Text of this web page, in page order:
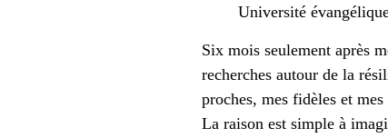
Université
Six mois seulement après
recherches autour de la
proches, mes fidèles et
La raison est simple à